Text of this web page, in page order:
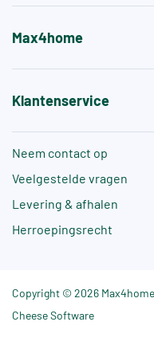
Max4home
Klantenservice
Neem contact op
Veelgestelde vragen
Levering & afhalen
Herroepingsrecht
Copyright © 2026
Cheese Software